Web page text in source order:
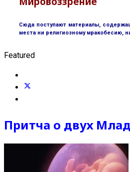
Сюда поступают материалы,
места ни религиозному мракобесию,
Featured
Притча о двух